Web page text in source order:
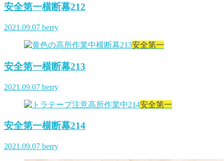
安全第一横断幕212
2021.09.07 berry
安全第一
安全第一横断幕213
2021.09.07 berry
安全第一
安全第一横断幕214
2021.09.07 berry